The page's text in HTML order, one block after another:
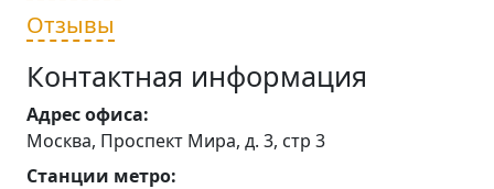
Отзывы
Контактная информация
Адрес офиса:
Москва, Проспект Мира, д. 3, стр 3
Станции метро: